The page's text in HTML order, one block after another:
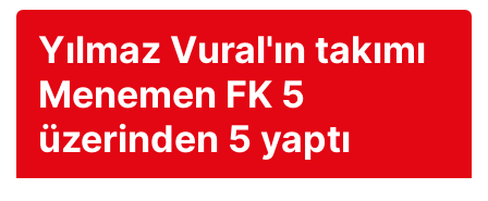
Yılmaz Vural'ın takımı
Menemen FK 5
üzerinden 5 yaptı